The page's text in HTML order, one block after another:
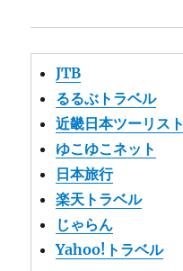
JTB
るるぶトラベル
近畿日本ツーリスト
ゆこゆこネット
日本旅行
楽天トラベル
じゃらん
Yahoo!トラベル